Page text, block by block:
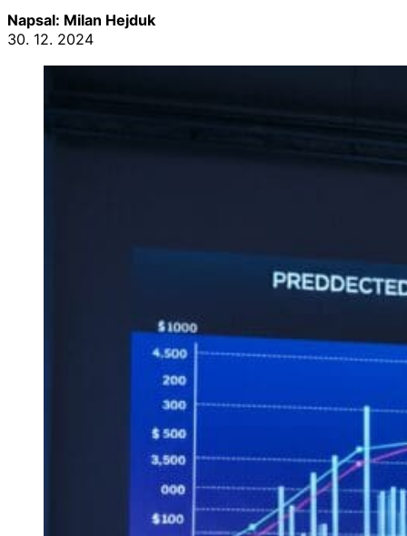
Napsal: Milan Hejduk
30. 12. 2024